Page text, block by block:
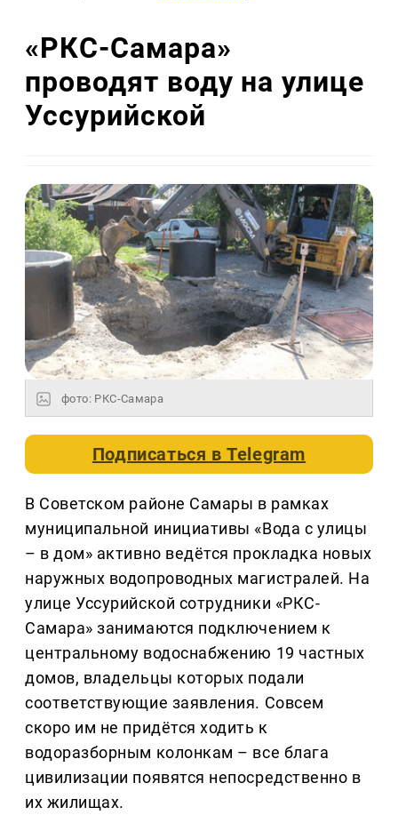
«РКС-Самара»
проводят воду на улице
Уссурийской
фото: РКС-Самара
Подписаться вTelegram
В Советском районе Самары в рамках
муниципальной инициативы «Вода с улицы
– в дом» активно ведётся прокладка новых
наружных водопроводных магистралей. На
улице Уссурийской сотрудники «РКС-
Самара» занимаются подключением к
центральному водоснабжению 19 частных
домов, владельцы которых подали
соответствующие заявления. Совсем
скоро им не придётся ходить к
водоразборным колонкам – все блага
цивилизации появятся непосредственно в
их жилищах.